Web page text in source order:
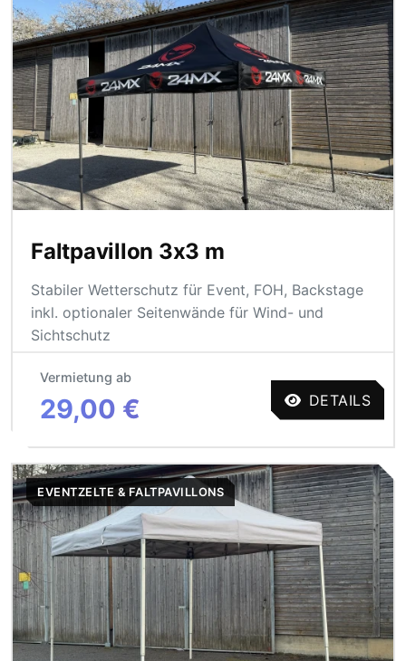
Faltpavillon 3x3 m
Stabiler Wetterschutz für Event, FOH, Backstage
inkl. optionaler Seitenwände für Wind- und
Sichtschutz
Vermietung ab
29,00 € DETAILS
EVENTZELTE & FALTPAVILLONS